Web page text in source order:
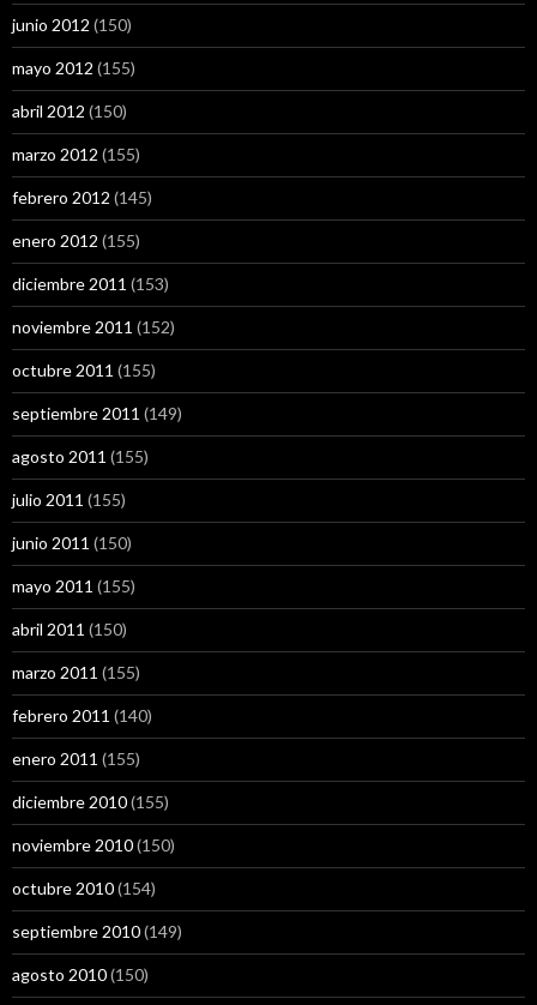
junio 2012 (150)
mayo 2012 (155)
abril 2012 (150)
marzo 2012 (155)
febrero 2012 (145)
enero 2012 (155)
diciembre 2011 (153)
noviembre 2011 (152)
octubre 2011 (155)
septiembre 2011 (149)
agosto 2011 (155)
julio 2011 (155)
junio 2011 (150)
mayo 2011 (155)
abril 2011 (150)
marzo 2011 (155)
febrero 2011 (140)
enero 2011 (155)
diciembre 2010(155)
noviembre 2010(150)
octubre 2010(154)
septiembre 2010(149)
agosto 2010(150)